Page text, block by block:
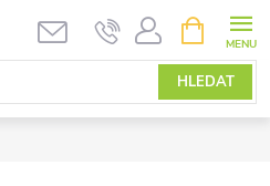
HLEDAT
NÁKUPNÍ
KOŠÍK